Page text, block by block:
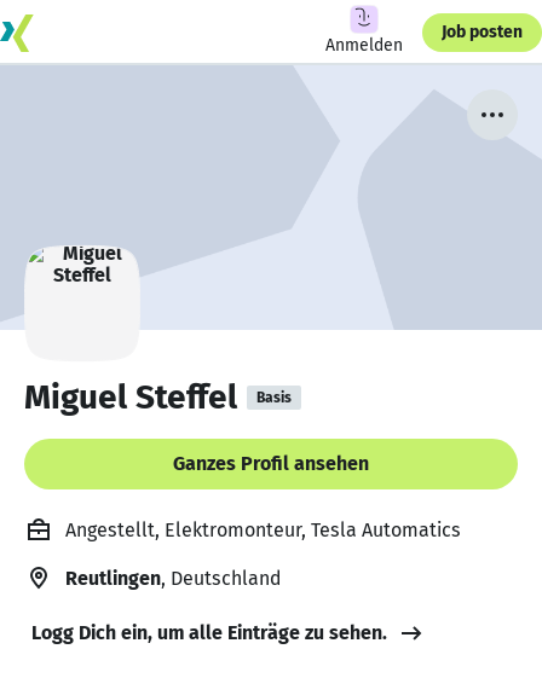
Anmelden
Job posten
Miguel Steffel Basis
Ganzes Profil ansehen
Angestellt, Elektromonteur, Tesla Automatics
Reutlingen, Deutschland
Logg Dich ein, um alle Einträge zu sehen.